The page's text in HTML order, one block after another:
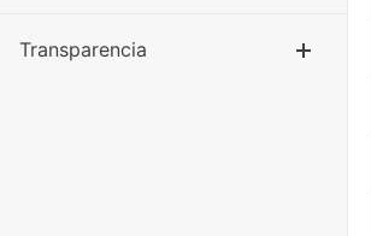
Transparencia